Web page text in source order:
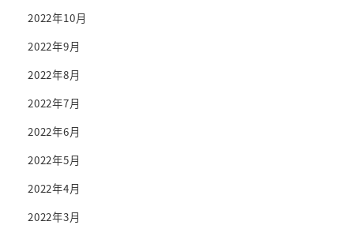
2022年10月
2022年9月
2022年8月
2022年7月
2022年6月
2022年5月
2022年4月
2022年3月